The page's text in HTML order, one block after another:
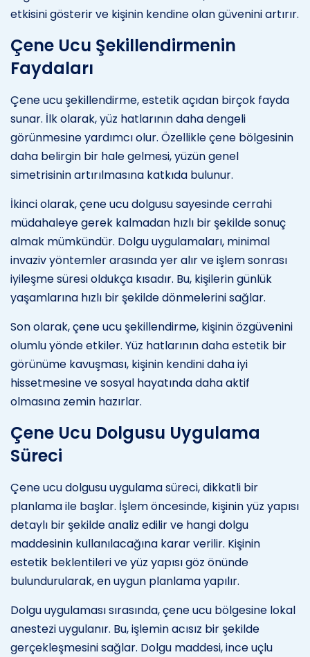
etkisini gösterir ve kişinin kendine olan güvenini artırır.
Çene Ucu Şekillendirmenin
Faydaları
Çene ucu şekillendirme, estetik açıdan birçok fayda
sunar. İlk olarak, yüz hatlarının daha dengeli
görünmesine yardımcı olur. Özellikle çene bölgesinin
daha belirgin bir hale gelmesi, yüzün genel
simetrisinin artırılmasına katkıda bulunur.
İkinci olarak, çene ucu dolgusu sayesinde cerrahi
müdahaleye gerek kalmadan hızlı bir şekilde sonuç
almak mümkündür. Dolgu uygulamaları, minimal
invaziv yöntemler arasında yer alır ve işlem sonrası
iyileşme süresi oldukça kısadır. Bu, kişilerin günlük
yaşamlarına hızlı bir şekilde dönmelerini sağlar.
Son olarak, çene ucu şekillendirme, kişinin özgüvenini
olumlu yönde etkiler. Yüz hatlarının daha estetik bir
görünüme kavuşması, kişinin kendini daha iyi
hissetmesine ve sosyal hayatında daha aktif
olmasına zemin hazırlar.
Çene Ucu Dolgusu Uygulama
Süreci
Çene ucu dolgusu uygulama süreci, dikkatli bir
planlama ile başlar. İşlem öncesinde, kişinin yüz yapısı
detaylı bir şekilde analiz edilir ve hangi dolgu
maddesinin kullanılacağına karar verilir. Kişinin
estetik beklentileri ve yüz yapısı göz önünde
bulundurularak, en uygun planlama yapılır.
Dolgu uygulaması sırasında, çene ucu bölgesine lokal
anestezi uygulanır. Bu, işlemin acısız bir şekilde
gerçekleşmesini sağlar. Dolgu maddesi, ince uçlu